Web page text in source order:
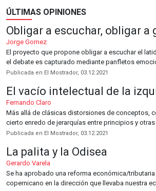
ÚLTIMAS OPINIONES
Obligar a escuchar, obligar a
Jorge Gomez
El proyecto que propone obligar a escuchar el
el debate es capturado mediante panfletos
Publicada en El Mostrador, 03.12.2021
El vacío intelectual de la
Fernando Claro
Más allá de clásicas distorsiones de conceptos,
cierto enredo de jerarquías entre principios y otras
Publicada en El Mostrador, 03.12.2021
La palita y la Odisea
Gerardo Varela
Se ha aprobado una reforma económica/
copernicano en la dirección que llevaba nuestra